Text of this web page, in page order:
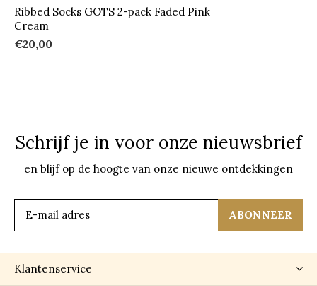
Ribbed Socks GOTS 2-pack Faded Pink
Cream
€20,00
Schrijf je in voor onze nieuwsbrief
en blijf op de hoogte van onze nieuwe ontdekkingen
ABONNEER
Klantenservice